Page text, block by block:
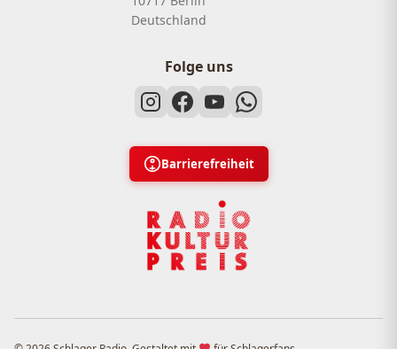
Deutschland
Folge uns
Barrierefreiheit